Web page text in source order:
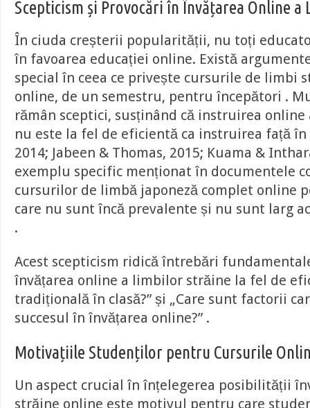
Scepticism și Provocări în Învățarea Online
În ciuda creșterii popularității, nu toți
în favoarea educației online. Există
special în ceea ce privește cursurile de limbi
online, de un semestru, pentru începători .
rămân sceptici, susținând că instruirea
nu este la fel de eficientă ca instruirea față în
2014; Jabeen & Thomas, 2015; Kuama &
exemplu specific menționat în documentele
cursurilor de limbă japoneză complet online
care nu sunt încă prevalente și nu sunt larg
.
Acest scepticism ridică întrebări
învățarea online a limbilor străine la fel de
tradițională în clasă?” și „Care sunt factorii
succesul în învățarea online?” .
Motivațiile Studenților pentru Cursurile
Un aspect crucial în înțelegerea posibilității
străine online este motivul pentru care